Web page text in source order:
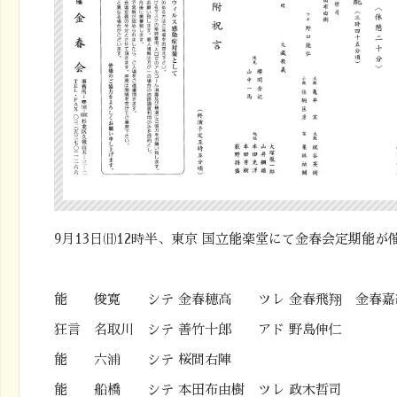
9月13日㈰12時半、東京 国立能楽堂にて金春会定期能が
能 俊寛 シテ 金春穂高 ツレ 金春飛翔 金春嘉
狂言 名取川 シテ 善竹十郎 アド 野島伸仁
能 六浦 シテ 桜間右陣
能 船橋 シテ 本田布由樹 ツレ 政木哲司